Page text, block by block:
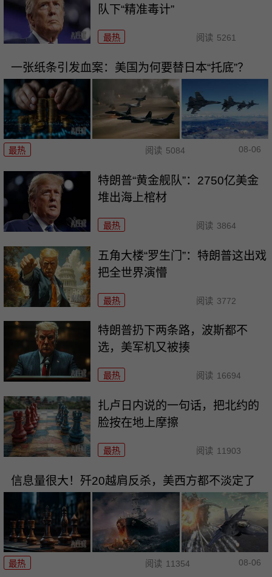
队下“精准毒计”
最热 阅读 5261
一张纸条引发血案：美国为何要替日本“托底”？
最热 阅读 5084 08-06
特朗普“黄金舰队”：2750亿美金
堆出海上棺材
最热 阅读 3864
五角大楼“罗生门”：特朗普这出戏
把全世界演懵
最热 阅读 3772
特朗普扔下两条路，波斯都不
选，美军机又被揍
最热 阅读 16694
扎卢日内说的一句话，把北约的
脸按在地上摩擦
最热 阅读 11903
信息量很大！歼20越肩反杀，美西方都不淡定了
最热 阅读 11354 08-06